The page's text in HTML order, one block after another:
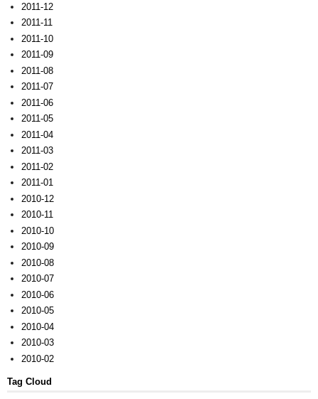
2011-12
2011-11
2011-10
2011-09
2011-08
2011-07
2011-06
2011-05
2011-04
2011-03
2011-02
2011-01
2010-12
2010-11
2010-10
2010-09
2010-08
2010-07
2010-06
2010-05
2010-04
2010-03
2010-02
Tag Cloud